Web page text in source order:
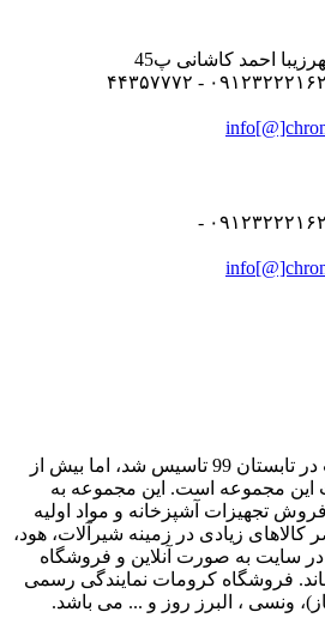
احمد کاشانی پ45
فروشگاه اینترنتی کرومات در تابستان 99 تاسیس شد، اما بیش از
این مجموعه است. این مجموعه به
تجهیزات آشپزخانه و مواد اولیه
زیادی در زمینه شیرآلات، هود،
سایت به صورت آنلاین و فروشگاه
فروشگاه کرومات نمایندگی رسمی
ونسی ، البرز روز و ... می باشد.